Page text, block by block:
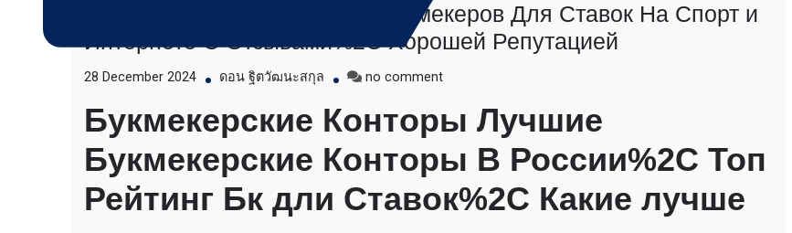
Bluebuffalo บลูบัฟฟาโล่
ให้บริการเช่าเครื่องจักร
อย่างมืออาชีพ
เครื่องจักรที่นำมาบริการเป็นเครื่องจักรรุ่นใหม่ ทันสมัย
ทำงานรวดเร็ว ได้ผลงานที่คุ้มค่า ราคายุติธรรม ขุดดิน
ตักหิน ตักทราย ตักถ่านหิน ตักกะลาปาร์ม ตักไม้สับ ตัก
วู๊ดชิป ตักแร่ ตักสินค้าต่างๆ ขนย้ายเครื่องจักร โดยรถ
เทลเลอร์ รถพื้นเรียบชานต่ำ (Low bed) ขนส่งสินค้า โดย
รถพ่วงดั๊มพ์ จำหน่ายดิน หิน ทราย รับเหมาถมที่ รถตัก
CAT 950 รถตัก Komatsu WA 380 WA 320 WA 200 รถ
ตัก Hitachi ZW 220 ZW 180 แบ็คโฮ CAT 320 CAT 312
แบ็คโฮ Komatsu PC 200 LC บูมยาว PC 200 PC 120
แบ็คโฮ Kobelco SK 210 บูมยาว SK 200 SK 140ขุดดิน
ตักหิน ตักทราย ตักถ่านหิน ตักกะลาปาร์ม ตักไม้สับ ตัก
Лучших Легальных Онлайн-букмекеров Для Ставок На Спорт и
Интернете С Отзывами%2C Хорошей Репутацией
28 December 2024 ดอน ฐิตวัฒนะสกุล no commenton
Букмекерские
Конторы
России
2024%3A
Рейтинг
Букмекерские Конторы Лучшие
Букмекерские Конторы В России%2C Топ
Рейтинг Бк дли Ставок%2C Какие лучше